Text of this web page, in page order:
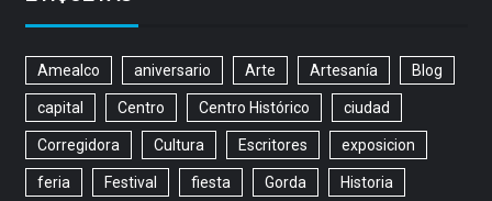
Amealco aniversario Arte Artesanía Blog
capital Centro Centro Histórico ciudad
Corregidora Cultura Escritores exposicion
feria Festival fiesta Gorda Historia